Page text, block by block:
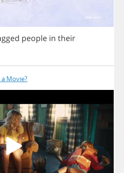
people in their
a Movie?